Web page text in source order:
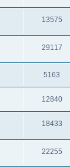
13575
29117
5163
12840
18433
22255